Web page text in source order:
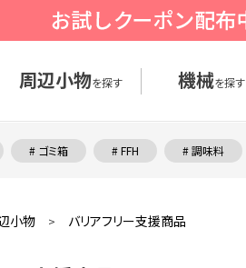
周辺小物を探す 機械を探す
# ゴミ箱 # FFH # 調味料
小物 > バリアフリー支援商品